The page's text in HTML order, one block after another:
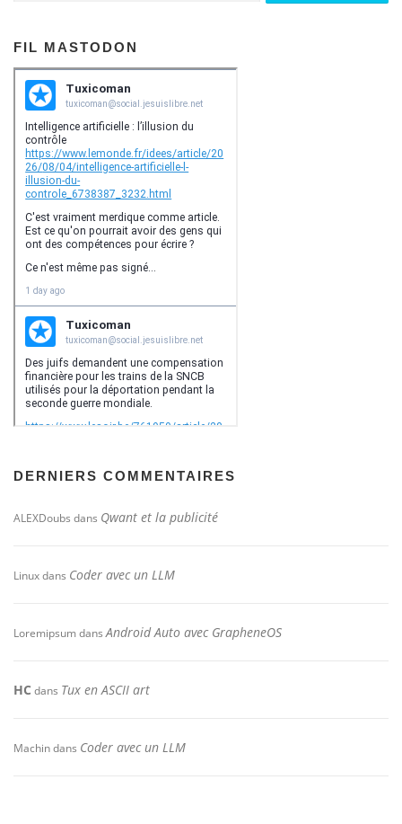
FIL MASTODON
DERNIERS COMMENTAIRES
ALEXDoubs dans Qwant et la publicité
Linuxdans Coder avec un LLM
LoremipsumdansAndroid Auto avec GrapheneOS
HC dans Tux en ASCII art
Machindans Coder avec un LLM